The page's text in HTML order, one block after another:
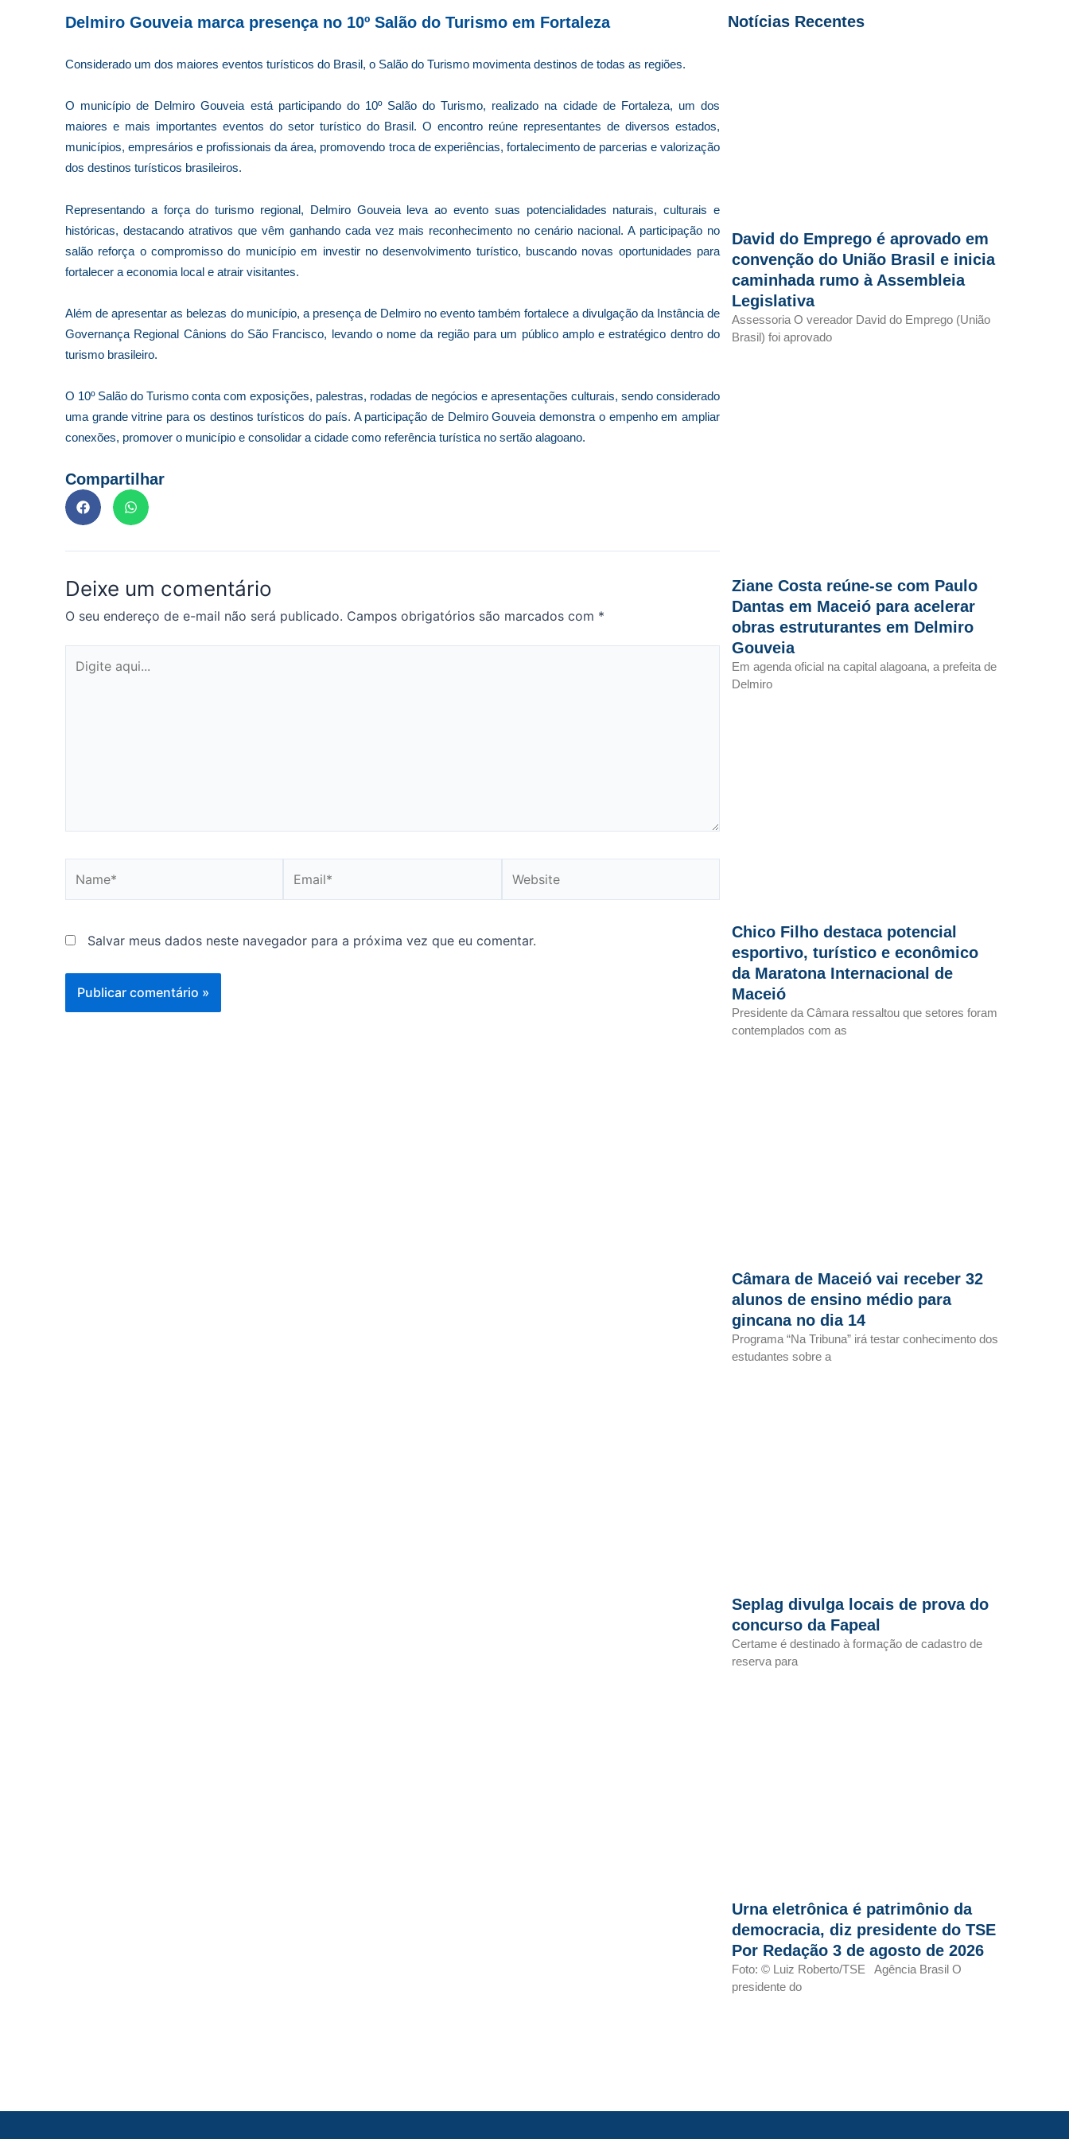
Delmiro Gouveia marca presença no 10º Salão do Turismo em Fortaleza
Considerado um dos maiores eventos turísticos do Brasil, o Salão do Turismo movimenta destinos de todas as regiões.
O município de Delmiro Gouveia está participando do 10º Salão do Turismo, realizado na cidade de Fortaleza, um dos
maiores e mais importantes eventos do setor turístico do Brasil. O encontro reúne representantes de diversos estados,
municípios, empresários e profissionais da área, promovendo troca de experiências, fortalecimento de parcerias e valorização
dos destinos turísticos brasileiros.
Representando a força do turismo regional, Delmiro Gouveia leva ao evento suas potencialidades naturais, culturais e
históricas, destacando atrativos que vêm ganhando cada vez mais reconhecimento no cenário nacional. A participação no
salão reforça o compromisso do município em investir no desenvolvimento turístico, buscando novas oportunidades para
fortalecer a economia local e atrair visitantes.
Além de apresentar as belezas do município, a presença de Delmiro no evento também fortalece a divulgação da Instância de
Governança Regional Cânions do São Francisco, levando o nome da região para um público amplo e estratégico dentro do
turismo brasileiro.
O 10º Salão do Turismo conta com exposições, palestras, rodadas de negócios e apresentações culturais, sendo considerado
uma grande vitrine para os destinos turísticos do país. A participação de Delmiro Gouveia demonstra o empenho em ampliar
conexões, promover o município e consolidar a cidade como referência turística no sertão alagoano.
Compartilhar
Deixe um comentário
O seu endereço de e-mail não será publicado. Campos obrigatórios são marcados com *
aqui...
Salvar meus dados neste navegador para a próxima vez que eu comentar.
Notícias Recentes
David do Emprego é aprovado em
convenção do União Brasil e inicia
caminhada rumo à Assembleia
Legislativa
Assessoria O vereador David do Emprego (União
Brasil) foi aprovado
Ziane Costa reúne-se com Paulo
Dantas em Maceió para acelerar
obras estruturantes em Delmiro
Gouveia
Em agenda oficial na capital alagoana, a prefeita de
Delmiro
Chico Filho destaca potencial
esportivo, turístico e econômico
da Maratona Internacional de
Maceió
Presidente da Câmara ressaltou que setores foram
contemplados com as
Câmara de Maceió vai receber 32
alunos de ensino médio para
gincana no dia 14
Programa “Na Tribuna” irá testar conhecimento dos
estudantes sobre a
Seplag divulga locais de prova do
concurso da Fapeal
Certame é destinado à formação de cadastro de
reserva para
Urna eletrônica é patrimônio da
democracia, diz presidente do TSE
Por Redação 3 de agosto de 2026
Foto: © Luiz Roberto/TSE Agência Brasil O
presidente do